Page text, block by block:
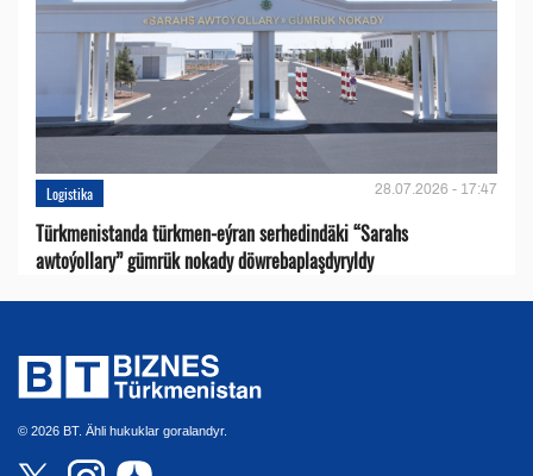
Logistika 28.07.2026 - 17:47
Türkmenistanda türkmen-eýran serhedindäki “Sarahs
awtoýollary” gümrük nokady döwrebaplaşdyryldy
© 2026 BT. Ähli hukuklar goralandyr.